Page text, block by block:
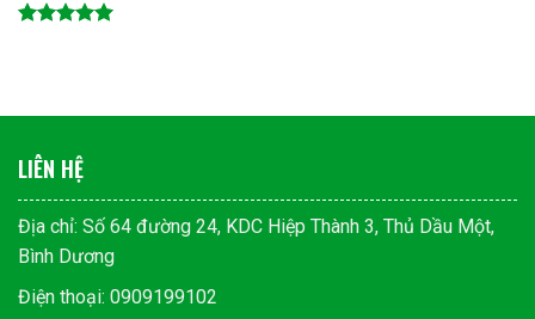
LIÊN HỆ
Địa chỉ: Số 64 đường 24, KDC Hiệp Thành 3, Thủ Dầu Một,
Bình Dương
Điện thoại: 0909199102